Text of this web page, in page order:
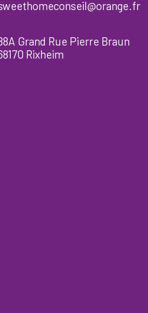
Grand Rue Pierre Braun
Rixheim